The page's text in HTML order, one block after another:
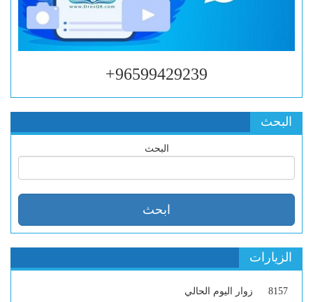
96599429239+
البحث
البحث
الزيارات
8157 زوار اليوم الحالي